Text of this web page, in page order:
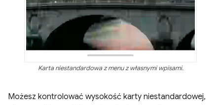
Karta niestandardowa z menu z własnymi wpisami.
Możesz kontrolować wysokość karty niestandardowej,